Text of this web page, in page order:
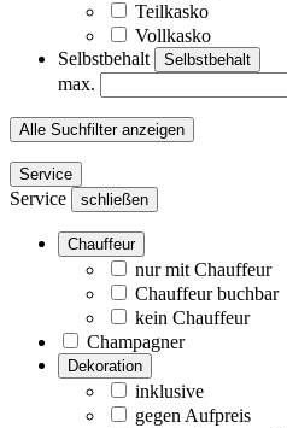
Teilkasko
Vollkasko
Selbstbehalt
Selbstbehalt
max.
Alle Suchfilter anzeigen
Service
Service schließen
Chauffeur
nur mit Chauffeur
Chauffeur buchbar
kein Chauffeur
Champagner
Dekoration
inklusive
gegen Aufpreis